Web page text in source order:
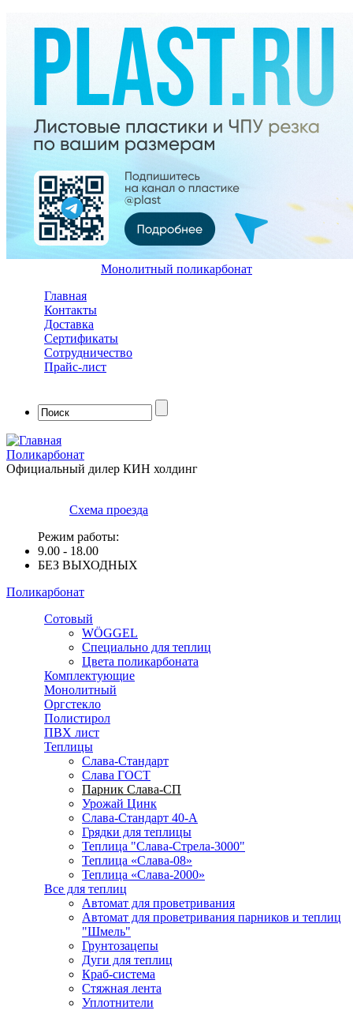
Монолитный поликарбонат
Перейти к основному содержанию
Главная
Контакты
Доставка
Сертификаты
Cотрудничество
Прайс-лист
Форма поиска
Поликарбонат
Официальный дилер КИН холдинг
Схема проезда
Режим работы:
9.00 - 18.00
БЕЗ ВЫХОДНЫХ
Поликарбонат
Сотовый
WÖGGEL
Специально для теплиц
Цвета поликарбоната
Комплектующие
Монолитный
Оргстекло
Полистирол
ПВХ лист
Теплицы
Слава-Стандарт
Слава ГОСТ
Парник Слава-СП
Урожай Цинк
Слава-Стандарт 40-А
Грядки для теплицы
Теплица "Слава-Стрела-3000"
Теплица «Слава-08»
Теплица «Слава-2000»
Все для теплиц
Автомат для проветривания
Автомат для проветривания парников и теплиц
"Шмель"
Грунтозацепы
Дуги для теплиц
Краб-система
Стяжная лента
Уплотнители